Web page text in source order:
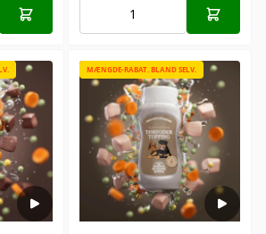
MÆNGDE-RABAT. BLAND SELV.